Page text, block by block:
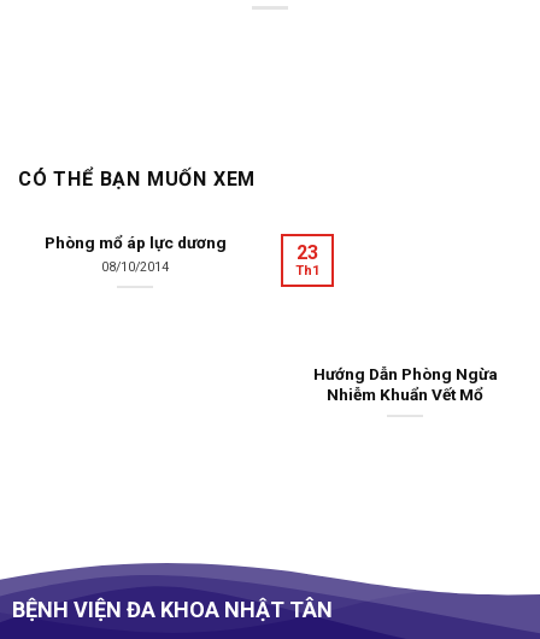
CÓ THỂ BẠN MUỐN XEM
Phòng mổ áp lực dương
08/10/2014
Hướng Dẫn Phòng Ngừa
Nhiễm Khuẩn Vết Mổ
23
Th1
BỆNH VIỆN ĐA KHOA NHẬT TÂN